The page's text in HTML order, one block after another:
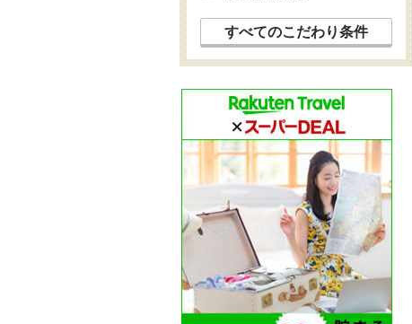
すべてのこだわり条件